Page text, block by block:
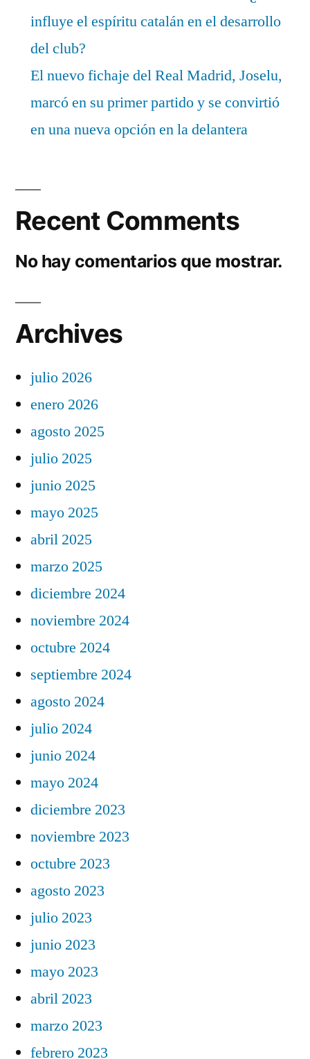
influye el espíritu catalán en el desarrollo
del club?
El nuevo fichaje del Real Madrid, Joselu,
marcó en su primer partido y se convirtió
en una nueva opción en la delantera
Recent Comments
No hay comentarios que mostrar.
Archives
julio 2026
enero 2026
agosto 2025
julio 2025
junio 2025
mayo 2025
abril 2025
marzo 2025
diciembre 2024
noviembre 2024
octubre 2024
septiembre 2024
agosto 2024
julio 2024
junio 2024
mayo 2024
diciembre 2023
noviembre 2023
octubre 2023
agosto 2023
julio 2023
junio 2023
mayo 2023
abril 2023
marzo 2023
febrero 2023